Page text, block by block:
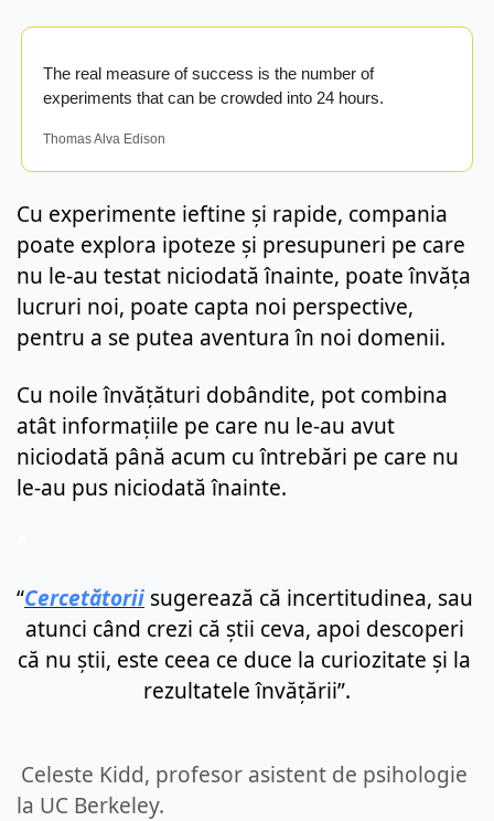
The real measure of success is the number of
experiments that can be crowded into 24 hours.
Thomas Alva Edison
Cu experimente ieftine și rapide, compania
poate explora ipoteze și presupuneri pe care
nu le-au testat niciodată înainte, poate învăța
lucruri noi, poate capta noi perspective,
pentru a se putea aventura în noi domenii.
Cu noile învățături dobândite, pot combina
atât informațiile pe care nu le-au avut
niciodată până acum cu întrebări pe care nu
le-au pus niciodată înainte.
“Cercetătorii sugerează că incertitudinea, sau
atunci când crezi că știi ceva, apoi descoperi
că nu știi, este ceea ce duce la curiozitate și la
rezultatele învățării”.
Celeste Kidd, profesor asistent de psihologie
la UC Berkeley.